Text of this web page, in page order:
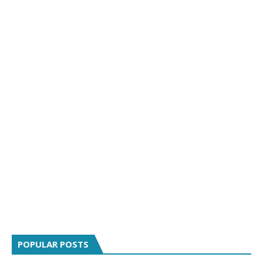
POPULAR POSTS